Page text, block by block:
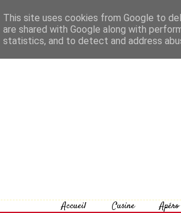
Accueil Cusine Apéro
This site uses cookies from Google to
are shared with Google along with
statistics, and to detect and address